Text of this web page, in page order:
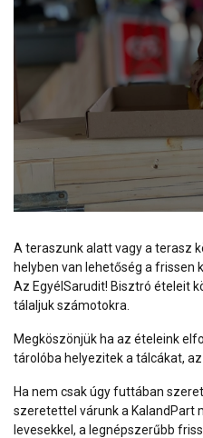
A teraszunk alatt vagy a terasz
helyben van lehetőség a frissen
Az EgyélSarudit! Bisztró ételeit
tálaljuk számotokra.
Megköszönjük ha az ételeink
tárolóba helyezitek a tálcákat,
Ha nem csak úgy futtában
szeretettel várunk a KalandPart
levesekkel, a legnépszerűbb